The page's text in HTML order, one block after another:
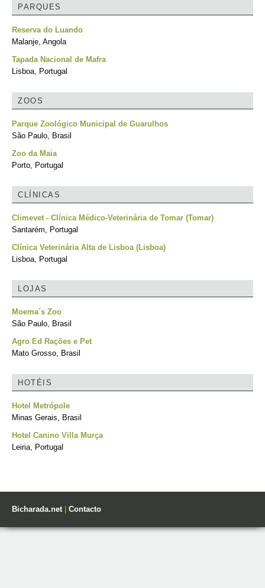
PARQUES
Reserva do Luando
Malanje, Angola
Tapada Nacional de Mafra
Lisboa, Portugal
ZOOS
Parque Zoológico Municipal de Guarulhos
São Paulo, Brasil
Zoo da Maia
Porto, Portugal
CLÍNICAS
Climevet - Clínica Médico-Veterinária de Tomar (Tomar)
Santarém, Portugal
Clínica Veterinária Alta de Lisboa (Lisboa)
Lisboa, Portugal
LOJAS
Moema´s Zoo
São Paulo, Brasil
Agro Ed Rações e Pet
Mato Grosso, Brasil
HOTÉIS
Hotel Metrópole
Minas Gerais, Brasil
Hotel Canino Villa Murça
Leiria, Portugal
Bicharada.net| Contacto